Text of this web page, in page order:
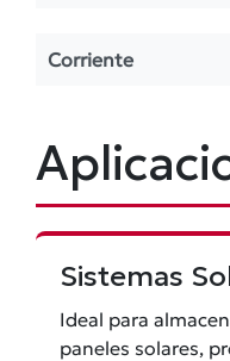
Corriente
Sistemas
Ideal para
paneles solares,